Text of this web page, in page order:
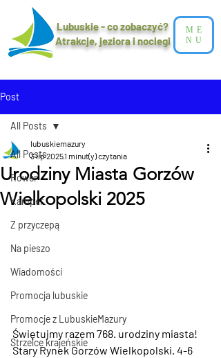
Lubuskie - co zobaczyć?
Atrakcje, jeziora i noclegi​
ME
NU
Post
All Posts
Rower
Kamper
Z przyczepą
Na pieszo
Wiadomości
Promocja lubuskie
Promocje z LubuskieMazury
Strzelce krajeńskie
All Posts
Urodziny Miasta Gorzów
Wielkopolski 2025
lubuskiemazury
3 lip 20251 minut(y) czytania
Świętujmy razem 768. urodziny miasta!
Stary Rynek Gorzów Wielkopolski. 4-6